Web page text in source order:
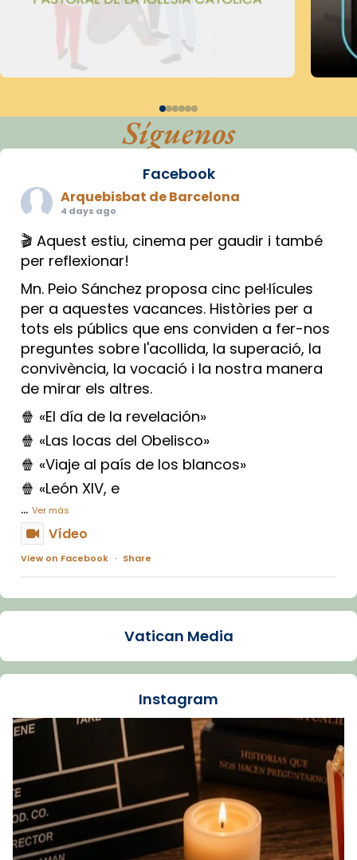
Síguenos
Facebook
Arquebisbat de Barcelona
4 days ago
🎬 Aquest estiu, cinema per gaudir i també
per reflexionar!
Mn. Peio Sánchez proposa cinc pel·lícules
per a aquestes vacances. Històries per a
tots els públics que ens conviden a fer-nos
preguntes sobre l'acollida, la superació, la
convivència, la vocació i la nostra manera
de mirar els altres.
🍿 «El día de la revelación»
🍿 «Las locas del Obelisco»
🍿 «Viaje al país de los blancos»
🍿 «León XIV, e
... Ver más
Vídeo
View on Facebook · Share
Arquebisbat de Barcelona
La Carmina va patir depressió. Fa gairebé
dos mesos, a l'Estadi Lluís Companys, la
Recupera l'entrevista comp
Vatican
tican News 👇
www.vaticannews.va/es/iglesia/news/2026-
07/carmina-historia-depresion-papa-viaje-
espana-testimoni...
Foto
Vatican Media
Instagram